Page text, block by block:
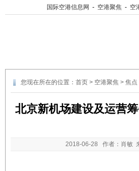
国际空港信息网 - 空港聚焦 - 空
您现在所在的位置： 首页 > 空港聚焦 > 焦点
北京新机场建设及运营
2018-06-28 作者：肖敏